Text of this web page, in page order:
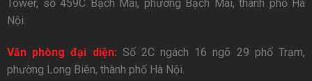
Tower, số 459C Bạch Mai, phường Bạch Mai, thành phố Hà
Nội.
Văn phòng đại diện: Số 2C ngách 16 ngõ 29 phố Trạm,
phường Long Biên, thành phố Hà Nội.